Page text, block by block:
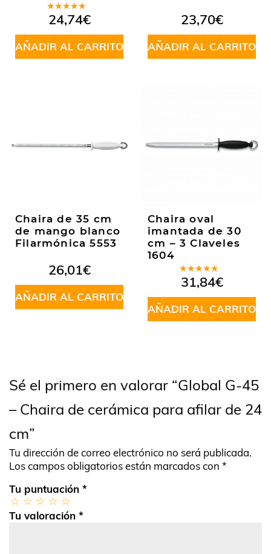
Valorado
en4.43
de 5
24,74€
AÑADIR AL CARRITO
23,70€
AÑADIR AL CARRITO
Chaira de 35 cm
de mango blanco
Filarmónica 5553
26,01€
AÑADIR AL CARRITO
Chaira oval
imantada de 30
cm – 3 Claveles
1604
Valorado
en5.00de
5
31,84€
AÑADIR AL CARRITO
Sé el primero en valorar “Global G-45
– Chaira de cerámica para afilar de 24
cm”
Tu dirección de correo electrónico no será publicada.
Los campos obligatorios están marcados con *
Tu puntuación *
Tu valoración *